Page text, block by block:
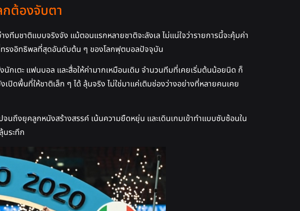
กต้องจับตา
มชาติแบบจริงจัง แม้ตอนแรกหลายชาติจะลังเล ไม่แน่ใจว่ารายการนี้จะคุ้มค่า
ทรงอิทธิพลที่สุดอันดับต้น ๆ ของโลกฟุตบอลปัจจุบัน
กเตะ แฟนบอล และสื่อให้ค่ามากเหมือนเดิม จำนวนทีมที่เคยเริ่มต้นน้อยนิด ก็
ปิดพื้นที่ให้ชาติเล็ก ๆ ได้ ลุ้นจริง ไม่ใช่มาแค่เติมช่องว่างอย่างที่หลายคนเคย
ถึงยุคลูกหนังสร้างสรรค์ เน้นความยืดหยุ่น และเดินเกมเข้าทำแบบซับซ้อนใน
นระทึก